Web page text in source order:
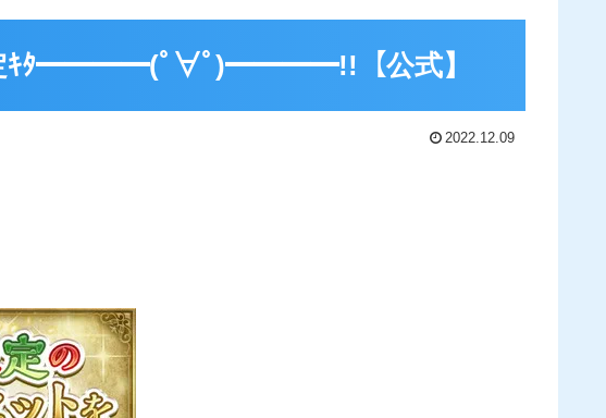
定ｷﾀ━━━━(ﾟ∀ﾟ)━━━━!!【公式】
2022.12.09